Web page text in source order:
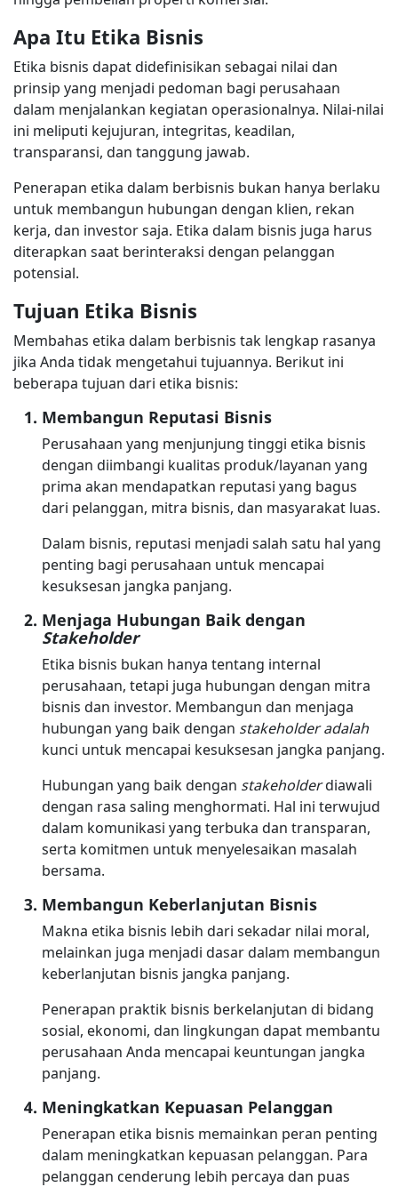
Apa Itu Etika Bisnis
Etika bisnis dapat didefinisikan sebagai nilai dan
prinsip yang menjadi pedoman bagi perusahaan
dalam menjalankan kegiatan operasionalnya. Nilai-nilai
ini meliputi kejujuran, integritas, keadilan,
transparansi, dan tanggung jawab.
Penerapan etika dalam berbisnis bukan hanya berlaku
untuk membangun hubungan dengan klien, rekan
kerja, dan investor saja. Etika dalam bisnis juga harus
diterapkan saat berinteraksi dengan pelanggan
potensial.
Tujuan Etika Bisnis
Membahas etika dalam berbisnis tak lengkap rasanya
jika Anda tidak mengetahui tujuannya. Berikut ini
beberapa tujuan dari etika bisnis:
Membangun Reputasi Bisnis
Perusahaan yang menjunjung tinggi etika bisnis
dengan diimbangi kualitas produk/layanan yang
prima akan mendapatkan reputasi yang bagus
dari pelanggan, mitra bisnis, dan masyarakat luas.
Dalam bisnis, reputasi menjadi salah satu hal yang
penting bagi perusahaan untuk mencapai
kesuksesan jangka panjang.
Menjaga Hubungan Baik dengan
Stakeholder
Etika bisnis bukan hanya tentang internal
perusahaan, tetapi juga hubungan dengan mitra
bisnis dan investor. Membangun dan menjaga
hubungan yang baik dengan stakeholder adalah
kunci untuk mencapai kesuksesan jangka panjang.
Hubungan yang baik dengan stakeholderdiawali
dengan rasa saling menghormati. Hal ini terwujud
dalam komunikasi yang terbuka dan transparan,
serta komitmen untuk menyelesaikan masalah
bersama.
Membangun Keberlanjutan Bisnis
Makna etika bisnis lebih dari sekadar nilai moral,
melainkan juga menjadi dasar dalam membangun
keberlanjutan bisnis jangka panjang.
Penerapan praktik bisnis berkelanjutan di bidang
sosial, ekonomi, dan lingkungan dapat membantu
perusahaan Anda mencapai keuntungan jangka
panjang.
Meningkatkan Kepuasan Pelanggan
Penerapan etika bisnis memainkan peran penting
dalam meningkatkan kepuasan pelanggan. Para
pelanggan cenderung lebih percaya dan puas